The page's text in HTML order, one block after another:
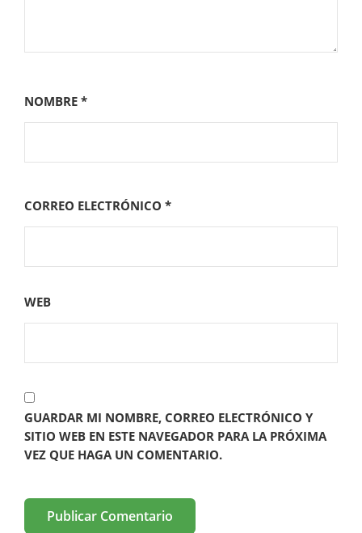
NOMBRE *
CORREO ELECTRÓNICO *
WEB
GUARDAR MI NOMBRE, CORREO ELECTRÓNICO Y
SITIO WEB EN ESTE NAVEGADOR PARA LA PRÓXIMA
VEZ QUE HAGA UN COMENTARIO.